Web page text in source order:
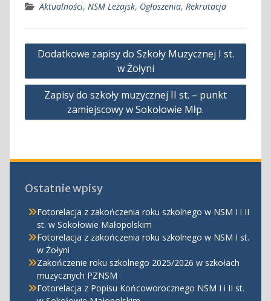
Aktualności, NSM Leżajsk, Ogłoszenia, Rekrutacja
Nawigacja
Dodatkowe zapisy do Szkoły Muzycznej I st.
w Żołyni
Zapisy do szkoły muzycznej II st. – punkt
zamiejscowy w Sokołowie Młp.
Ostatnie wpisy
Fotorelacja z zakończenia roku szkolnego w NSM I i II
st. w Sokołowie Małopolskim
Fotorelacja z zakończenia roku szkolnego w NSM I st.
w Żołyni
Zakończenie roku szkolnego 2025/2026 w szkołach
muzycznych PZNSM
Fotorelacja z Popisu Końcoworocznego NSM I i II st.